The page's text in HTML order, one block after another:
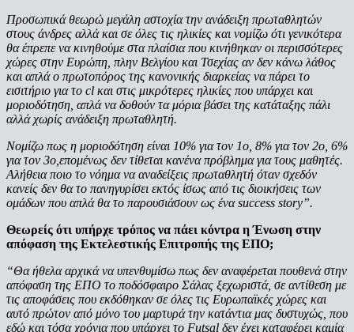
Προσωπικά θεωρώ μεγάλη αστοχία την ανάδειξη πρωταθλητών
στους άνδρες αλλά και σε όλες τις ηλικίες και νομίζω ότι γενικότερα
θα έπρεπε να κινηθούμε στα πλαίσια που κινήθηκαν οι περισσότερες
χώρες στην Ευρώπη, πλην Βελγίου και Τσεχίας αν δεν κάνω λάθος
και απλά ο πρωτοπόρος της κανονικής διαρκείας να πάρει το
εισιτήριο για το cl και στις μικρότερες ηλικίες που υπάρχει και
μοριοδότηση, απλά να δοθούν τα μόρια βάσει της κατάταξης πάλι
αλλά χωρίς ανάδειξη πρωταθλητή.
Νομίζω πως η μοριοδότηση είναι 10% για τον 1ο, 8% για τον 2ο, 6%
για τον 3ο,επομένως δεν τίθεται κανένα πρόβλημα για τους μαθητές.
Αλήθεια ποιο το νόημα να αναδείξεις πρωταθλητή όταν σχεδόν
κανείς δεν θα το πανηγυρίσει εκτός ίσως από τις διοικήσεις των
ομάδων που απλά θα το παρουσιάσουν ως ένα success story”.
Θεωρείς ότι υπήρχε τρόπος να πάει κόντρα η Ένωση στην
απόφαση της Εκτελεστικής Επιτροπής της ΕΠΟ;
“Θα ήθελα αρχικά να υπενθυμίσω πως δεν αναφέρεται πουθενά στην
απόφαση της ΕΠΟ το ποδόσφαιρο Σάλας ξεχωριστά, σε αντίθεση με
τις αποφάσεις που εκδόθηκαν σε όλες τις Ευρωπαϊκές χώρες και
αυτό πρώτον από μόνο του μαρτυρά την κατάντια μας δυστυχώς, που
εδώ και τόσα χρόνια που υπάρχει το Futsal δεν έχει καταφέρει καμία